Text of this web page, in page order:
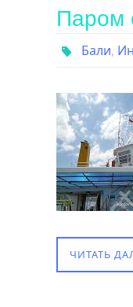
Паром
Бали,
ЧИТАТЬ